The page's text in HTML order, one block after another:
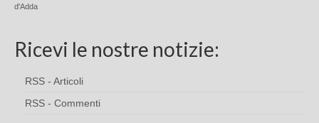
d'Adda
Ricevi le nostre notizie:
RSS - Articoli
RSS - Commenti